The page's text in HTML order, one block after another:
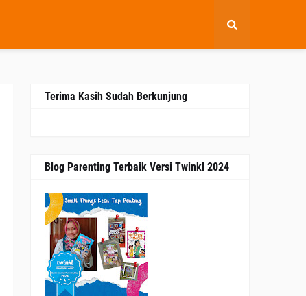
Terima Kasih Sudah Berkunjung
Blog Parenting Terbaik Versi Twinkl 2024